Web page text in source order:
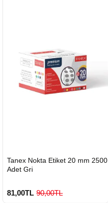
GÖNDERİ
Tanex Nokta Etiket 20 mm 2500
Adet Gri
81,00TL 90,00TL